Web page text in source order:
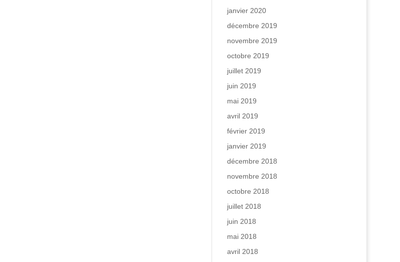
janvier 2020
décembre 2019
novembre 2019
octobre 2019
juillet 2019
juin 2019
mai 2019
avril 2019
février 2019
janvier 2019
décembre 2018
novembre 2018
octobre 2018
juillet 2018
juin 2018
mai 2018
avril 2018